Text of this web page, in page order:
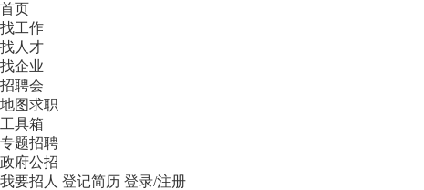
首页
找工作
找人才
找企业
招聘会
地图求职
工具箱
专题招聘
政府公招
我要招人 登记简历 登录/注册